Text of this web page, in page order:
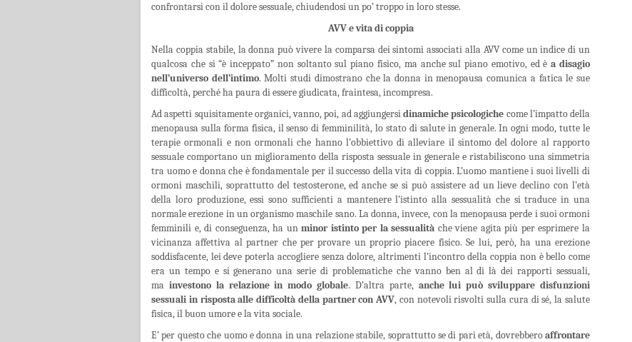
confrontarsi con il dolore sessuale, chiudendosi un po’ troppo in loro stesse.
AVV e vita di coppia
Nella coppia stabile, la donna può vivere la comparsa dei sintomi associati alla AVV come un indice di un
qualcosa che si “è inceppato” non soltanto sul piano fisico, ma anche sul piano emotivo, ed èa disagio
nell’universo dell’intimo. Molti studi dimostrano che la donna in menopausa comunica a fatica le sue
difficoltà, perché ha paura di essere giudicata, fraintesa, incompresa.
Ad aspetti squisitamente organici, vanno, poi, ad aggiungersidinamiche psicologiche come l’impatto della
menopausa sulla forma fisica, il senso di femminilità, lo stato di salute in generale. In ogni modo, tutte le
terapie ormonali e non ormonali che hanno l’obbiettivo di alleviare il sintomo del dolore al rapporto
sessuale comportano un miglioramento della risposta sessuale in generale e ristabiliscono una simmetria
tra uomo e donna che è fondamentale per il successo della vita di coppia. L’uomo mantiene i suoi livelli di
ormoni maschili, soprattutto del testosterone, ed anche se si può assistere ad un lieve declino con l’età
della loro produzione, essi sono sufficienti a mantenere l’istinto alla sessualità che si traduce in una
normale erezione in un organismo maschile sano. La donna, invece, con la menopausa perde i suoi ormoni
femminili e, di conseguenza, ha unminor istinto per la sessualità che viene agita più per esprimere la
vicinanza affettiva al partner che per provare un proprio piacere fisico. Se lui, però, ha una erezione
soddisfacente, lei deve poterla accogliere senza dolore, altrimenti l’incontro della coppia non è bello come
era un tempo e si generano una serie di problematiche che vanno ben al di là dei rapporti sessuali,
ma investono la relazione in modo globale. D’altra parte, anche lui può sviluppare disfunzioni
sessuali in risposta alle difficoltà della partner con AVV, con notevoli risvolti sulla cura di sé, la salute
fisica, il buon umore e la vita sociale.
E’ per questo che uomo e donna in una relazione stabile, soprattutto se di pari età, dovrebberoaffrontare